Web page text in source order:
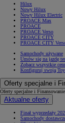
Hilux
Nowy Hilux
Nowy Hilux Electric
PROACE Max
PROACE
PROACE Verso
PROACE CITY
PROACE CITY
Samochody używane
Umów się na jazdę
Zobacz wszystkie
Konfiguruj swoją
Oferty specjalne i
Oferty specjalne i Finansowanie
Aktualne oferty
Finał wyprzedaży
Samochody